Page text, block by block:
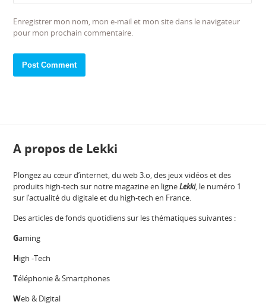
Enregistrer mon nom, mon e-mail et mon site dans le navigateur
pour mon prochain commentaire.
A propos de Lekki
Plongez au cœur d’internet, du web 3.o, des jeux vidéos et des
produits high-tech sur notre magazine en ligneLekki, le numéro 1
sur l’actualité du digitale et du high-tech en France.
Des articles de fonds quotidiens sur les thématiques suivantes :
Gaming
High -Tech
Téléphonie & Smartphones
Web & Digital